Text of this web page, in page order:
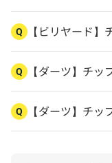
Q 【ビリヤード】
Q 【ダーツ】チッ
Q 【ダーツ】チッ